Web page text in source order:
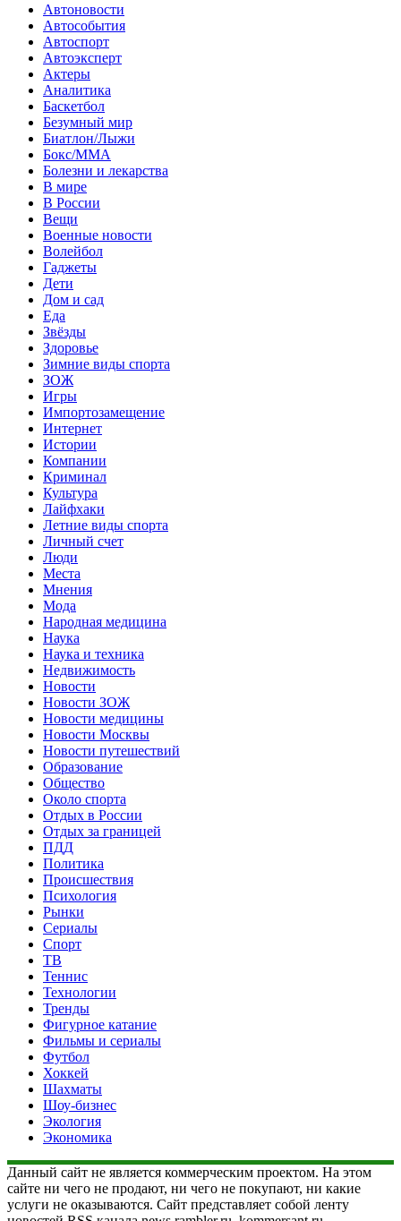
Автоновости
Автособытия
Автоспорт
Автоэксперт
Актеры
Аналитика
Баскетбол
Безумный мир
Биатлон/Лыжи
Бокс/MMA
Болезни и лекарства
В мире
В России
Вещи
Военные новости
Волейбол
Гаджеты
Дети
Дом и сад
Еда
Звёзды
Здоровье
Зимние виды спорта
ЗОЖ
Игры
Импортозамещение
Интернет
Истории
Компании
Криминал
Культура
Лайфхаки
Летние виды спорта
Личный счет
Люди
Места
Мнения
Мода
Народная медицина
Наука
Наука и техника
Недвижимость
Новости
Новости ЗОЖ
Новости медицины
Новости Москвы
Новости путешествий
Образование
Общество
Около спорта
Отдых в России
Отдых за границей
ПДД
Политика
Происшествия
Психология
Рынки
Сериалы
Спорт
ТВ
Теннис
Технологии
Тренды
Фигурное катание
Фильмы и сериалы
Футбол
Хоккей
Шахматы
Шоу-бизнес
Экология
Экономика
Данный сайт не является коммерческим проектом. На этом
сайте ни чего не продают, ни чего не покупают, ни какие
услуги не оказываются. Сайт представляет собой ленту